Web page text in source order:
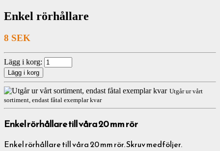
Enkel rörhållare
8 SEK
Lägg i korg:
Utgår ur vårt
sortiment, endast fåtal exemplar kvar
Enkel rörhållare till våra 20 mm rör
Enkel rörhållare till våra 20 mm rör. Skruv medföljer.